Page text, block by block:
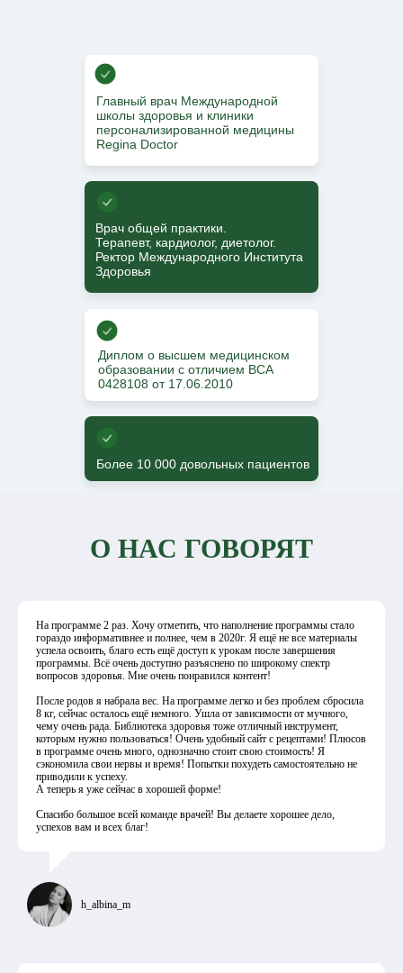
Более 10 000 довольных пациентов
Врач общей практики.
Терапевт, кардиолог, диетолог.
Ректор Международного Института
Здоровья
Главный врач Международной
школы здоровья и клиники
персонализированной медицины
Regina Doctor
Диплом о высшем медицинском
образовании с отличием ВСА
0428108 от 17.06.2010
О НАС ГОВОРЯТ
На программе 2 раз. Хочу отметить, что наполнение программы стало
гораздо информативнее и полнее, чем в 2020г. Я ещё не все материалы
успела освоить, благо есть ещё доступ к урокам после завершения
программы. Всё очень доступно разъяснено по широкому спектр
вопросов здоровья. Мне очень понравился контент!
После родов я набрала вес. На программе легко и без проблем сбросила
8 кг, сейчас осталось ещё немного. Ушла от зависимости от мучного,
чему очень рада. Библиотека здоровья тоже отличный инструмент,
которым нужно пользоваться! Очень удобный сайт с рецептами! Плюсов
в программе очень много, однозначно стоит свою стоимость! Я
сэкономила свои нервы и время! Попытки похудеть самостоятельно не
приводили к успеху.
А теперь я уже сейчас в хорошей форме!
Спасибо большое всей команде врачей! Вы делаете хорошее дело,
успехов вам и всех благ!
h_albina_m